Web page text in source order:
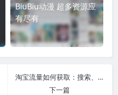
BiuBiu动漫 超多资源应
有尽有
淘宝流量如何获取：搜索、推荐、标签，终成爆款
下一篇